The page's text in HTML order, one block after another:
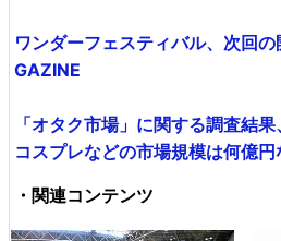
ワンダーフェスティバル、次回
GAZINE
「オタク市場」に関する調査結
コスプレなどの市場規模は何億
・関連コンテンツ